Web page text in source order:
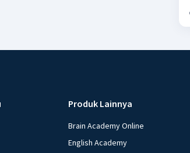
Produk Lainnya
Brain Academy Online
English Academy